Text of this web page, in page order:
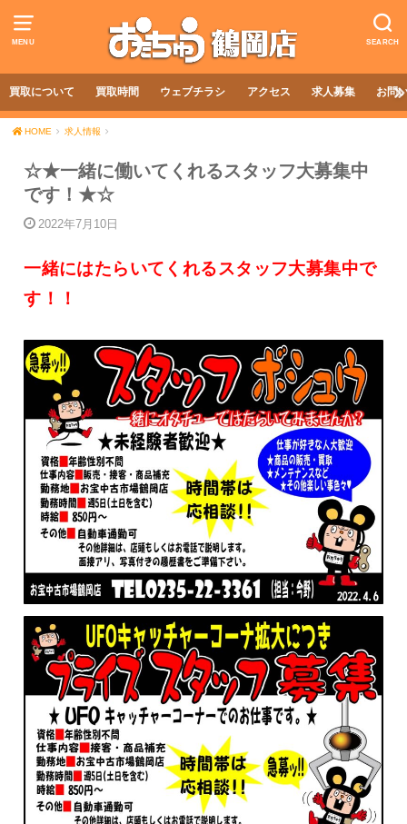
MENU SEARCH
買取について 買取時間 ウェブチラシ アクセス 求人募集 お問
HOME 求人情報
☆★一緒に働いてくれるスタッフ大募集中
です！★☆
2022年7月10日
一緒にはたらいてくれるスタッフ大募集中で
す！！